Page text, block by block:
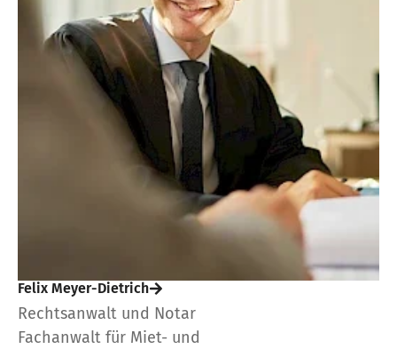
Felix Meyer-Dietrich
Rechtsanwalt und Notar
Fachanwalt für Miet- und